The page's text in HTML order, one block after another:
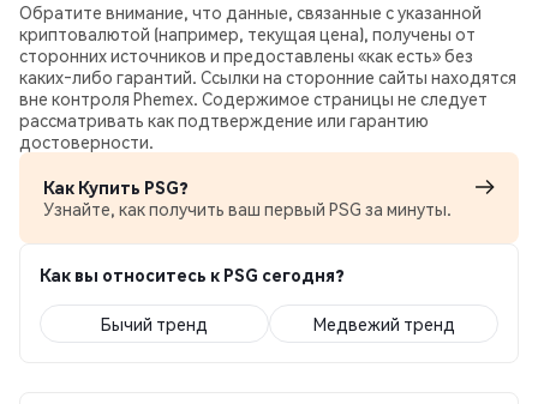
Обратите внимание, что данные, связанные с указанной
криптовалютой (например, текущая цена), получены от
сторонних источников и предоставлены «как есть» без
каких‑либо гарантий. Ссылки на сторонние сайты находятся
вне контроля Phemex. Содержимое страницы не следует
рассматривать как подтверждение или гарантию
достоверности.
Как Купить PSG?
Узнайте, как получить ваш первый PSG за минуты.
Как вы относитесь к PSG сегодня?
Бычий тренд Медвежий тренд